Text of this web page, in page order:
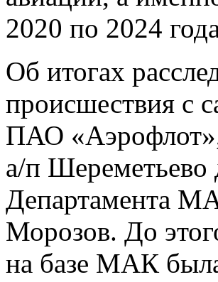
2020 по 2024
Об итогах
происшествия с
ПАО
а/п Шереметьево
Департамента
Морозов. До
на базе МАК